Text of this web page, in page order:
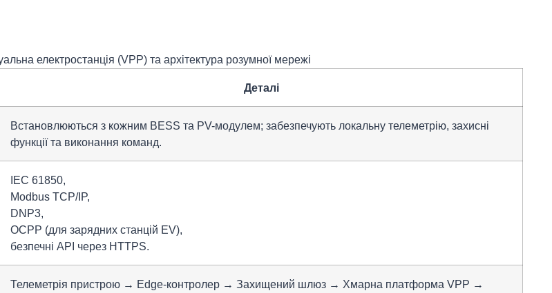
електростанція (VPP) та архітектура розумної мережі
Деталі
Встановлюються з кожним BESS та PV-модулем; забезпечують локальну телеметрію, захисні
функції та виконання команд.
IEC 61850
Modbus TCP/IP,
DNP3
OCPP (для зарядних станцій EV),
безпечні API через HTTPS
Телеметрія пристрою → Edge-контролер → Захищений шлюз → Хмарна платформа VPP →